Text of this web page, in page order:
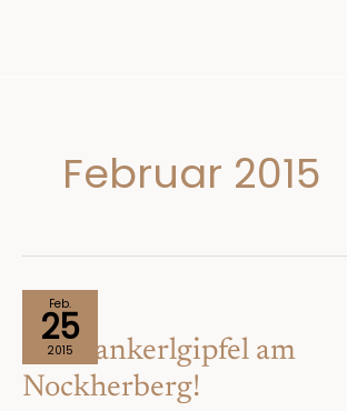
Februar 2015
Feb.
25
2015
Schmankerlgipfel am
Nockherberg!
Schmankerlgipfel
am
Nockherberg!